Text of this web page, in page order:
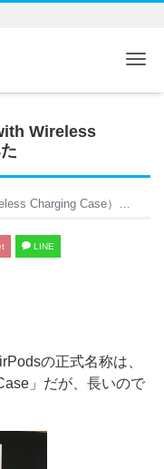
Wireless
Case）で比較してみた
LINE
の正式名称は、
」だが、長いので